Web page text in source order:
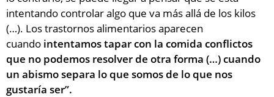
intentando controlar algo que va más allá de los kilos
(…). Los trastornos alimentarios aparecen
cuando intentamos tapar con la comida conflictos
que no podemos resolver de otra forma (…) cuando
un abismo separa lo que somos de lo que nos
gustaría ser”.